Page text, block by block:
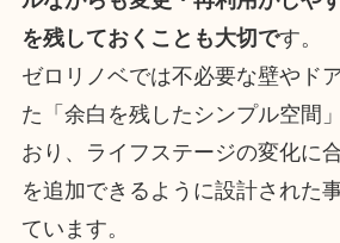
を残しておくことも大切です。
ゼロリノベでは不必要な壁やド
た「余白を残したシンプル空間
おり、ライフステージの変化に
を追加できるように設計された
ています。